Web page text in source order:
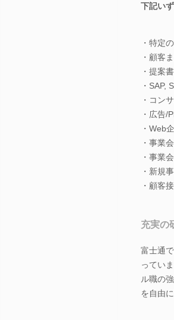
下記い
・特定
・顧客
・提案
・SAP,
・コン
・広告/
・Web
・事業
・事業
・新規
・顧客
充実の
富士通
ってい
ル職の
を自由